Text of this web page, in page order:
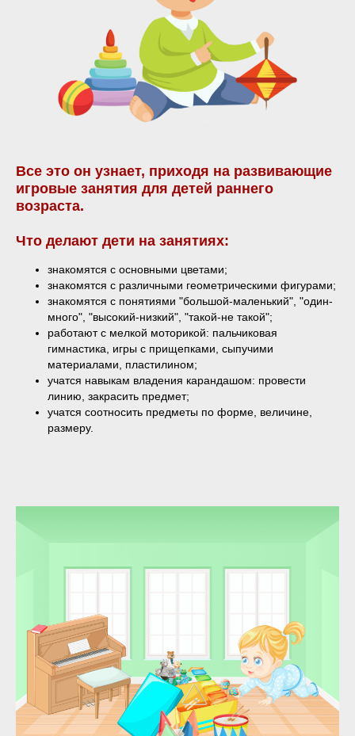
Все это он узнает, приходя на развивающие
игровые занятия для детей раннего
возраста.
Что делают дети на занятиях:
знакомятся с основными цветами;
знакомятся с различными геометрическими фигурами;
знакомятся с понятиями "большой-маленький", "один-
много", "высокий-низкий", "такой-не такой";
работают с мелкой моторикой: пальчиковая
гимнастика, игры с прищепками, сыпучими
материалами, пластилином;
учатся навыкам владения карандашом: провести
линию, закрасить предмет;
учатся соотносить предметы по форме, величине,
размеру.